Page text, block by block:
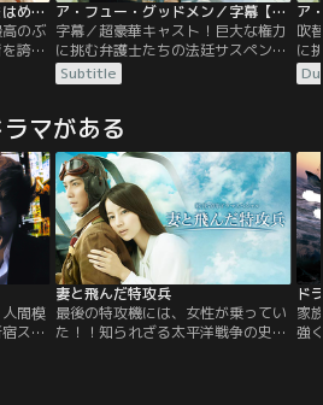
バリー・シール／アメリカをはめた男／字幕【トム・クルーズ主演】
のぶ
誇
とし
たバ
る。
ッ
リー
ア・フュー・グッドメン／字幕【トム・クルーズ＋ジャック・ニコルソン】【ロブ・ライナー監督】
字幕／超豪華キャスト！巨大な権力
に挑む弁護士たちの法廷サスペンス
の傑作。ある海兵隊員の殺人事件で
逮捕された2人の兵士。そこに隠さ
ッド）”。巨大な権力による陰謀
た若き弁護士たち。トム・クルー
ズ、ジャック・ニコルソン他豪華キ
ャストの熱演は必見！
Subtitle
吹
に
の
逮
た
ズ
ャ
マがある
間模
スワ
妻と飛んだ特攻兵
最後の特攻機には、女性が乗ってい
た！！知られざる太平洋戦争の史実
ド
家
強